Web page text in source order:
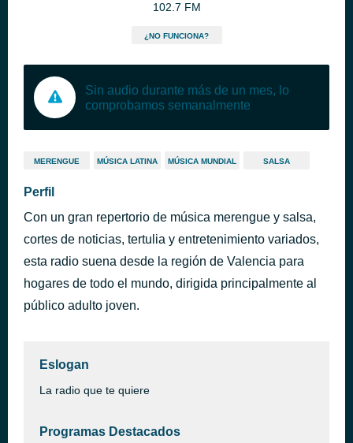
102.7 FM
¿NO FUNCIONA?
Sin audio durante más de un mes, lo
comprobamos semanalmente
MERENGUE MÚSICA LATINA MÚSICA MUNDIAL SALSA
Perfil
Con un gran repertorio de música merengue y salsa,
cortes de noticias, tertulia y entretenimiento variados,
esta radio suena desde la región de Valencia para
hogares de todo el mundo, dirigida principalmente al
público adulto joven.
Eslogan
La radio que te quiere
Programas Destacados